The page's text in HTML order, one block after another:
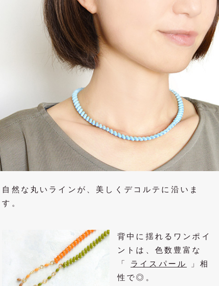
自然な丸いラインが、美しくデコルテに沿いま
す。
背中に揺れるワンポイ
ントは、色数豊富な
「
ライスパール
」相
性で◎。